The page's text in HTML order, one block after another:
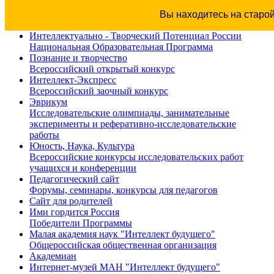
Вы находитесь на
Интеллектуально - Творческий Потенциал России
Национальная Образовательная Программа
Познание и творчество
Всероссийский открытый конкурс
Интеллект-Экспресс
Всероссийский заочный конкурс
Эврикум
Исследовательские олимпиады, занимательные
эксперименты и реферативно-исследовательские
работы
Юность, Наука, Культура
Всероссийские конкурсы исследовательских работ
учащихся и конференции
Педагогический сайт
Форумы, семинары, конкурсы для педагогов
Сайт для родителей
Ими гордится Россия
Победители Программы
Малая академия наук "Интеллект будущего"
Общероссийская общественная организация
Академиан
Интернет-музей МАН "Интеллект будущего"